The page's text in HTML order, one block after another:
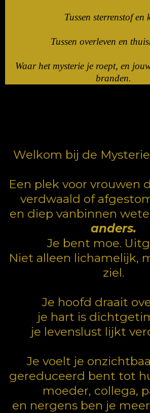
Tussen sterrenstof en
Tussen overleven en
Waar het mysterie je roept, en
branden.
Welkom bij de
Een plek voor vrouwen
verdwaald of
en diep vanbinnen
anders.
Je bent moe.
Niet alleen lichamelijk,
ziel.
Je hoofd draait
je hart is
je levenslust lijkt
Je voelt je
gereduceerd bent tot
moeder, collega,
en nergens ben je